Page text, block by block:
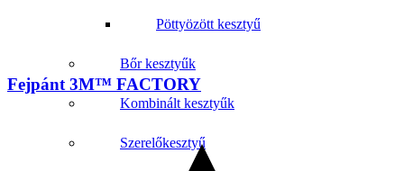
Pöttyözött kesztyű
Bőr kesztyűk
Kombinált kesztyűk
Szerelőkesztyű
Fejpánt 3M™ FACTORY